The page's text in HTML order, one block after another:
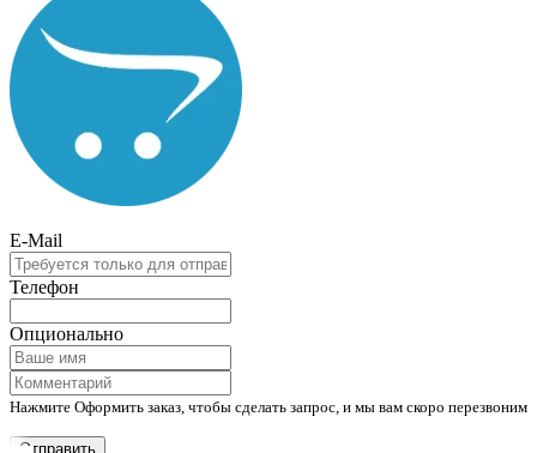
E-Mail
Телефон
Опционально
Нажмите Оформить заказ, чтобы сделать запрос, и мы вам скоро перезвоним
Отправить